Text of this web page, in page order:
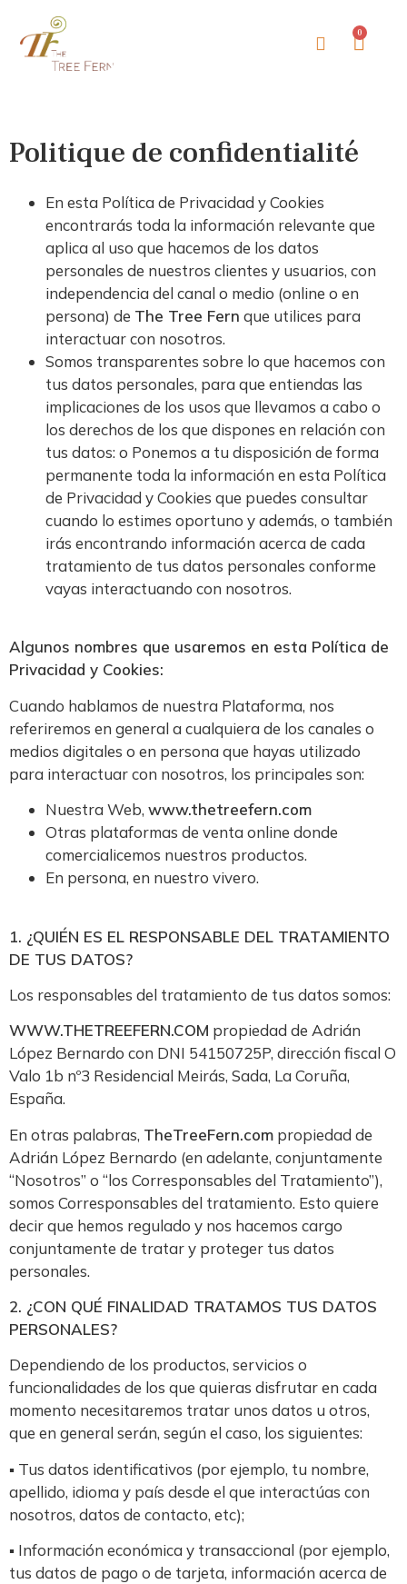
0
Politique de confidentialité
En esta Política de Privacidad y Cookies
encontrarás toda la información relevante que
aplica al uso que hacemos de los datos
personales de nuestros clientes y usuarios, con
independencia del canal o medio (online o en
persona) de The Tree Fern que utilices para
interactuar con nosotros.
Somos transparentes sobre lo que hacemos con
tus datos personales, para que entiendas las
implicaciones de los usos que llevamos a cabo o
los derechos de los que dispones en relación con
tus datos: o Ponemos a tu disposición de forma
permanente toda la información en esta Política
de Privacidad y Cookies que puedes consultar
cuando lo estimes oportuno y además, o también
irás encontrando información acerca de cada
tratamiento de tus datos personales conforme
vayas interactuando con nosotros.
Algunos nombres que usaremos en esta Política de
Privacidad y Cookies:
Cuando hablamos de nuestra Plataforma, nos
referiremos en general a cualquiera de los canales o
medios digitales o en persona que hayas utilizado
para interactuar con nosotros, los principales son:
Nuestra Web, www.thetreefern.com
Otras plataformas de venta online donde
comercialicemos nuestros productos.
En persona, en nuestro vivero.
1. ¿QUIÉN ES EL RESPONSABLE DEL TRATAMIENTO
DE TUS DATOS?
Los responsables del tratamiento de tus datos somos:
WWW.THETREEFERN.COM propiedad de Adrián
López Bernardo con DNI 54150725P, dirección fiscal O
Valo 1b nº3 Residencial Meirás, Sada, La Coruña,
España.
En otras palabras, TheTreeFern.com propiedad de
Adrián López Bernardo (en adelante, conjuntamente
“Nosotros” o “los Corresponsables del Tratamiento”),
somos Corresponsables del tratamiento. Esto quiere
decir que hemos regulado y nos hacemos cargo
conjuntamente de tratar y proteger tus datos
personales.
2. ¿CON QUÉ FINALIDAD TRATAMOS TUS DATOS
PERSONALES?
Dependiendo de los productos, servicios o
funcionalidades de los que quieras disfrutar en cada
momento necesitaremos tratar unos datos u otros,
que en general serán, según el caso, los siguientes:
▪ Tus datos identificativos (por ejemplo, tu nombre,
apellido, idioma y país desde el que interactúas con
nosotros, datos de contacto, etc);
▪ Información económica y transaccional (por ejemplo,
tus datos de pago o de tarjeta, información acerca de